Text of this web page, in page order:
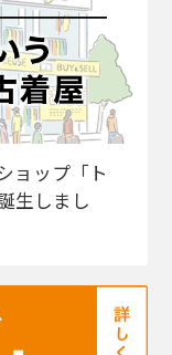
ョップ「ト
生しまし